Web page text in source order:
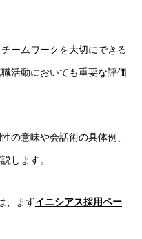
ームワークを大切にできる
活動においても重要な評価
の意味や会話術の具体例、
します。
、まずイニシアス採用ペー